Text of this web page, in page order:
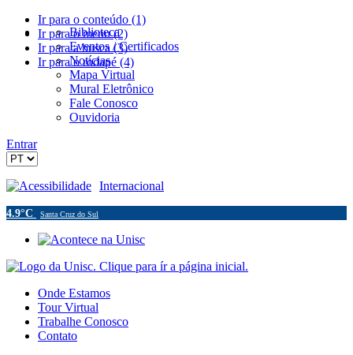
Ir para o conteúdo (1)
Ir para o menu (2)
Ir para a busca (3)
Ir para o rodapé (4)
Biblioteca
Eventos / Certificados
Notícias
Mapa Virtual
Mural Eletrônico
Fale Conosco
Ouvidoria
Entrar
Acessibilidade Internacional
4.9°C Santa Cruz do Sul
Onde Estamos
Tour Virtual
Trabalhe Conosco
Contato